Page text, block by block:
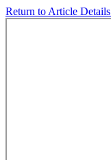
Return to Article Details